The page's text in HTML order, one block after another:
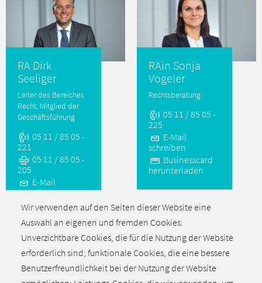
RA Dirk
Seeliger
Leiter des Bereiches
Recht, Mitglied der
Geschäftsführung
05 11 / 85 05 -
221
05 11 / 85 05 -
205
E-Mail
schreiben
Businesscard
RAin Sonja
Vogeler
Rechtsberatung
05 11 / 85 05 -
225
E-Mail
schreiben
Businesscard
herunterladen
Wir verwenden auf den Seiten dieser Website eine
Auswahl an eigenen und fremden Cookies:
Unverzichtbare Cookies, die für die Nutzung der Website
erforderlich sind; funktionale Cookies, die eine bessere
Benutzerfreundlichkeit bei der Nutzung der Website